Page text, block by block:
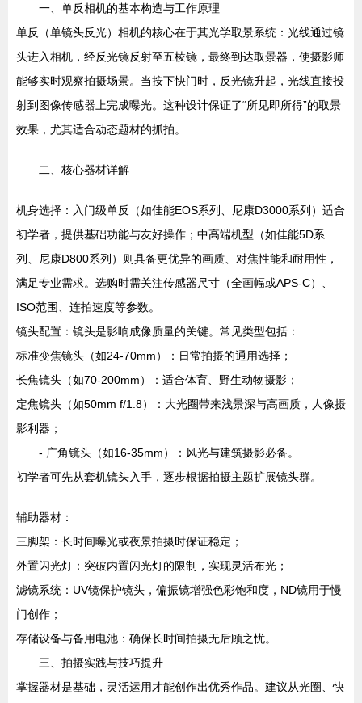
一、单反相机的基本构造与工作原理
单反（单镜头反光）相机的核心在于其光学取景系统：光线通过镜
头进入相机，经反光镜反射至五棱镜，最终到达取景器，使摄影师
能够实时观察拍摄场景。当按下快门时，反光镜升起，光线直接投
射到图像传感器上完成曝光。这种设计保证了“所见即所得”的取景
效果，尤其适合动态题材的抓拍。
二、核心器材详解
机身选择：入门级单反（如佳能EOS系列、尼康D3000系列）适合
初学者，提供基础功能与友好操作；中高端机型（如佳能5D系
列、尼康D800系列）则具备更优异的画质、对焦性能和耐用性，
满足专业需求。选购时需关注传感器尺寸（全画幅或APS-C）、
ISO范围、连拍速度等参数。
镜头配置：镜头是影响成像质量的关键。常见类型包括：
标准变焦镜头（如24-70mm）：日常拍摄的通用选择；
长焦镜头（如70-200mm）：适合体育、野生动物摄影；
定焦镜头（如50mm f/1.8）：大光圈带来浅景深与高画质，人像摄
影利器；
- 广角镜头（如16-35mm）：风光与建筑摄影必备。
初学者可先从套机镜头入手，逐步根据拍摄主题扩展镜头群。
辅助器材：
三脚架：长时间曝光或夜景拍摄时保证稳定；
外置闪光灯：突破内置闪光灯的限制，实现灵活布光；
滤镜系统：UV镜保护镜头，偏振镜增强色彩饱和度，ND镜用于慢
门创作；
存储设备与备用电池：确保长时间拍摄无后顾之忧。
三、拍摄实践与技巧提升
掌握器材是基础，灵活运用才能创作出优秀作品。建议从光圈、快